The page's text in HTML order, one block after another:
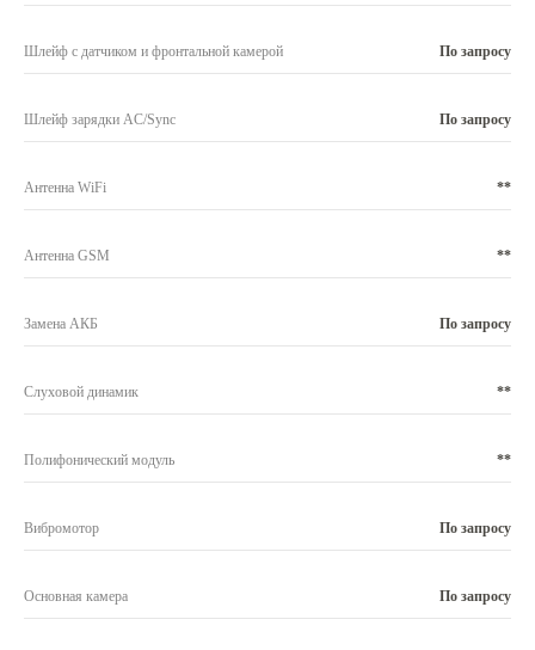
Шлейф с датчиком и фронтальной камерой По запросу
Шлейф зарядки AC/Sync По запросу
Антенна WiFi **
Антенна GSM **
Замена АКБ По запросу
Слуховой динамик **
Полифонический модуль **
Вибромотор По запросу
Основная камера По запросу